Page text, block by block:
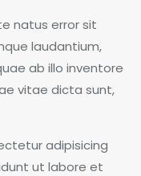
natus error sit
laudantium,
ab illo inventore
vitae dicta sunt,
adipisicing
ut labore et